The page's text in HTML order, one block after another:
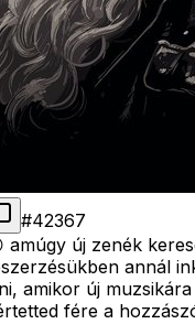
#42367
amúgy új zenék
annál
amikor új
fére a